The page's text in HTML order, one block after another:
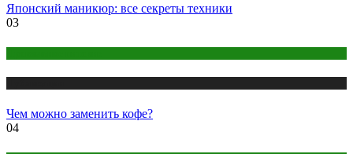
Японский маникюр: все секреты техники
03
Чем можно заменить кофе?
04